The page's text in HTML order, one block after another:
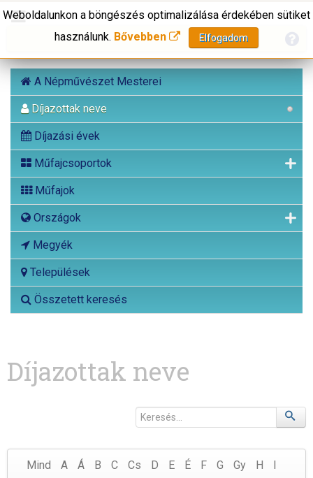
A Népművészet Mesterei
Díjazottak neve
Díjazási évek
Műfajcsoportok
Műfajok
Országok
Megyék
Települések
Összetett keresés
Weboldalunkon a böngészés optimalizálása érdekében sütiket
használunk. Bővebben Elfogadom
Díjazottak neve
Mind A Á B C Cs D E É F G Gy H